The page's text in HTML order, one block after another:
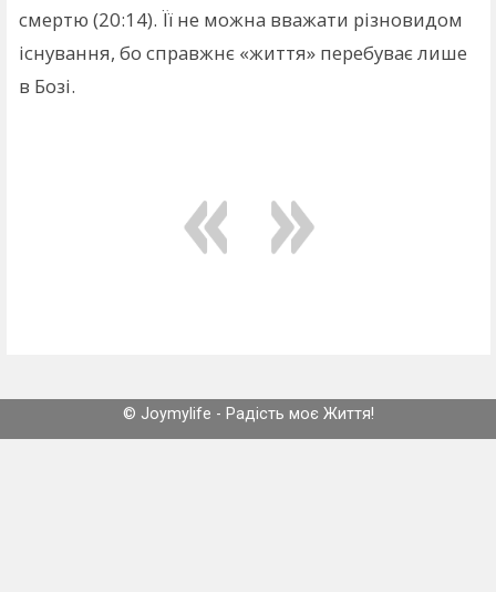
смертю (20:14). Її не можна вважати різновидом
існування, бо справжнє «життя» перебуває лише
в Бозі.
© Joymylife - Радість моє Життя!